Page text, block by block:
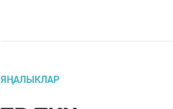
ЯҢАЛЫКЛАР